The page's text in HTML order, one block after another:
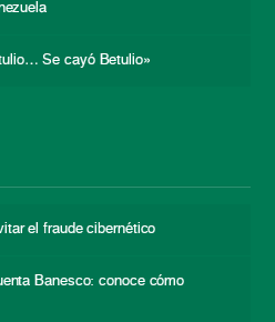
Se cayó Betulio»
el fraude cibernético
Banesco: conoce cómo